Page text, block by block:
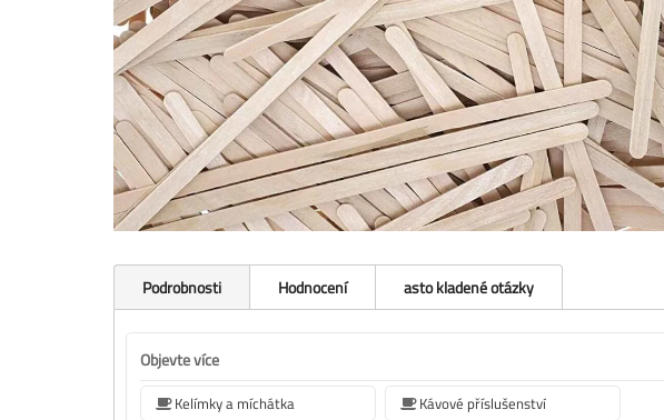
Podrobnosti Hodnocení asto kladené otázky
Objevte více
Kelímky a míchátka Kávové příslušenství